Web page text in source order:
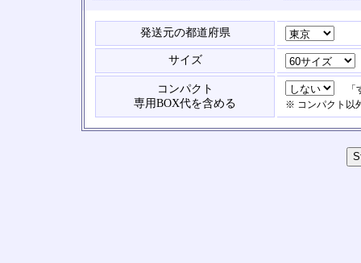
発送元の都道府県
サイズ
コンパクト
専用BOX代を含める
「
※ コンパクト以